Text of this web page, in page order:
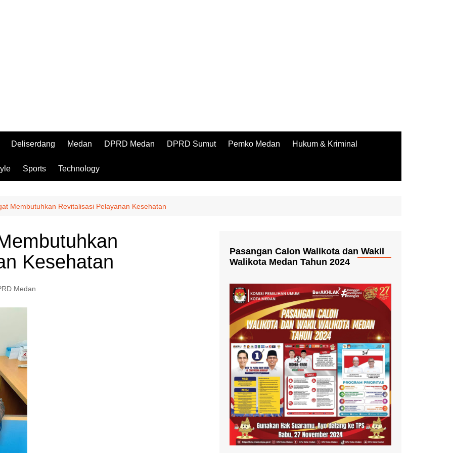
Deliserdang Medan DPRD Medan DPRD Sumut Pemko Medan Hukum & Kriminal
Sports Technology
Membutuhkan Revitalisasi Pelayanan Kesehatan
Kesehatan
Medan
Pasangan Calon Walikota dan Wakil
Walikota Medan Tahun 2024